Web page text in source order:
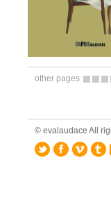
other pages
© evalaudace All